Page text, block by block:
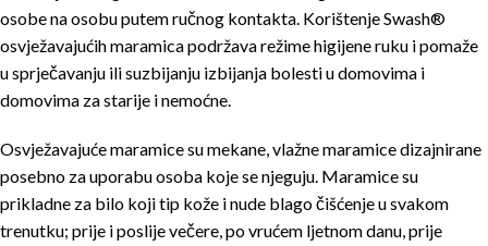
osobe na osobu putem ručnog kontakta. Korištenje Swash®
osvježavajućih maramica podržava režime higijene ruku i pomaže
u sprječavanju ili suzbijanju izbijanja bolesti u domovima i
domovima za starije i nemoćne.
Osvježavajuće maramice su mekane, vlažne maramice dizajnirane
posebno za uporabu osoba koje se njeguju. Maramice su
prikladne za bilo koji tip kože i nude blago čišćenje u svakom
trenutku; prije i poslije večere, po vrućem ljetnom danu, prije